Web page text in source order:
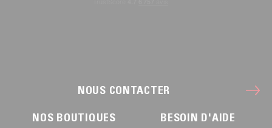
NOUS CONTACTER
NOS BOUTIQUES BESOIN D'AIDE